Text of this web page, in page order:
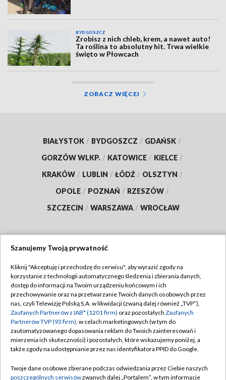
BYDGOSZCZ
Zrobisz z nich chleb, krem, a nawet auto!
Ta roślina to absolutny hit. Trwa wielkie
święto w Płowcach
ZOBACZ WIĘCEJ
BIAŁYSTOK / BYDGOSZCZ / GDAŃSK /
GORZÓW WLKP. / KATOWICE / KIELCE /
KRAKÓW / LUBLIN / ŁÓDŹ / OLSZTYN /
OPOLE / POZNAŃ / RZESZÓW /
SZCZECIN / WARSZAWA / WROCŁAW
TVP
Abonament TVP
Emisja w TVP
Centrum informacji TVP
Naziemna Telewizja Cyfrowa
Rada Programowa
Regulamin TVP
Polityka prywatności
Moje zgody
Pomoc
Szanujemy Twoją prywatność
Kliknij "Akceptuję i przechodzę do serwisu", aby wyrazić zgody na
korzystanie z technologii automatycznego śledzenia i zbierania danych,
dostęp do informacji na Twoim urządzeniu końcowym i ich
przechowywanie oraz na przetwarzanie Twoich danych osobowych przez
nas, czyli Telewizję Polską S.A. w likwidacji (zwaną dalej również „TVP”),
Zaufanych Partnerów z IAB* (1201 firm) oraz pozostałych Zaufanych
Partnerów TVP (93 firm), w celach marketingowych (w tym do
zautomatyzowanego dopasowania reklam do Twoich zainteresowań i
mierzenia ich skuteczności) i pozostałych, które wskazujemy poniżej, a
także zgody na udostępnianie przez nas identyfikatora PPID do Google.
Twoje dane osobowe zbierane podczas odwiedzania przez Ciebie naszych
poszczególnych serwisówzwanych dalej „Portalem”, w tym informacje